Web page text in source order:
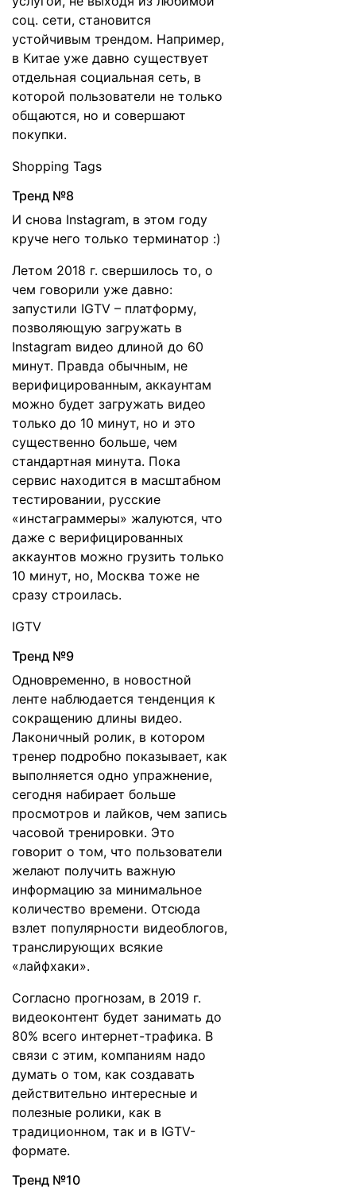
соц. сети, становится
устойчивым трендом. Например,
в Китае уже давно существует
отдельная социальная сеть, в
которой пользователи не только
общаются, но и совершают
покупки.
Shopping Tags
Тренд №8
И снова Instagram, в этом году
круче него только терминатор :)
Летом 2018 г. свершилось то, о
чем говорили уже давно:
запустили IGTV – платформу,
позволяющую загружать в
Instagram видео длиной до 60
минут. Правда обычным, не
верифицированным, аккаунтам
можно будет загружать видео
только до 10 минут, но и это
существенно больше, чем
стандартная минута. Пока
сервис находится в масштабном
тестировании, русские
«инстаграммеры» жалуются, что
даже с верифицированных
аккаунтов можно грузить только
10 минут, но, Москва тоже не
сразу строилась.
IGTV
Тренд №9
Одновременно, в новостной
ленте наблюдается тенденция к
сокращению длины видео.
Лаконичный ролик, в котором
тренер подробно показывает, как
выполняется одно упражнение,
сегодня набирает больше
просмотров и лайков, чем запись
часовой тренировки. Это
говорит о том, что пользователи
желают получить важную
информацию за минимальное
количество времени. Отсюда
взлет популярности видеоблогов,
транслирующих всякие
«лайфхаки».
Согласно прогнозам, в 2019 г.
видеоконтент будет занимать до
80% всего интернет-трафика. В
связи с этим, компаниям надо
думать о том, как создавать
действительно интересные и
полезные ролики, как в
традиционном, так и в IGTV-
формате.
Тренд №10